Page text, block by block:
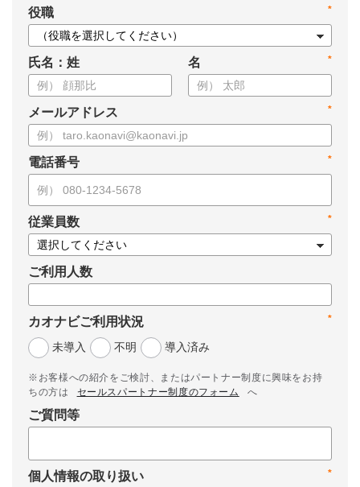
*
役職
氏名：姓 *
名
*
メールアドレス
*
電話番号
*
従業員数
ご利用人数
*
カオナビご利用状況
未導入
不明 導入済み
※お客様への紹介をご検討、またはパートナー制度に興味をお持
ちの方は
セールスパートナー制度のフォーム へ
ご質問等
*
個人情報の取り扱い